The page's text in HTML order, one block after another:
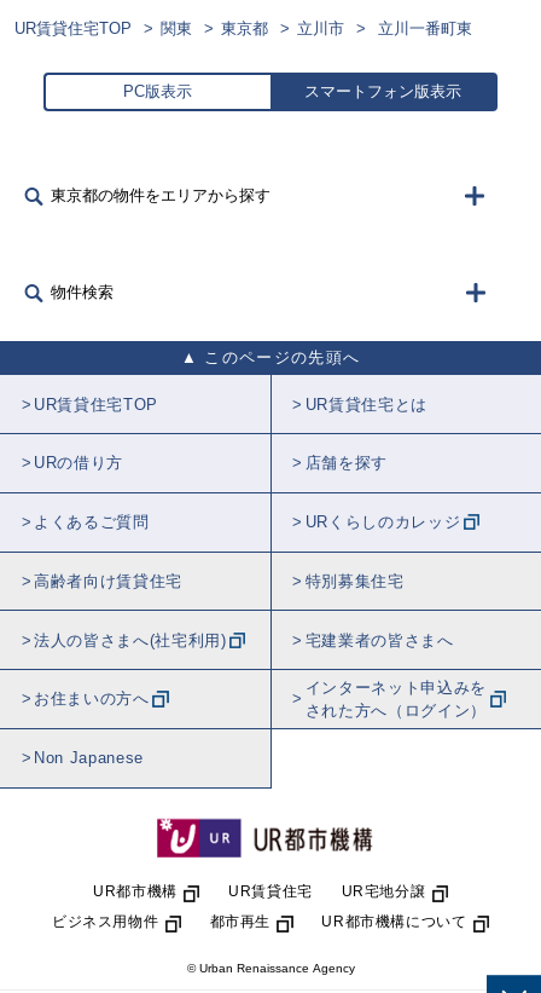
UR賃貸住宅TOP 関東 東京都 立川市 立川一番町東
PC版表示 スマートフォン版表示
東京都の物件をエリアから探す
物件検索
このページの先頭へ
UR賃貸住宅TOP UR賃貸住宅とは
URの借り方 店舗を探す
よくあるご質問 URくらしのカレッジ
高齢者向け賃貸住宅 特別募集住宅
法人の皆さまへ(社宅利用) 宅建業者の皆さまへ
お住まいの方へ
インターネット申込みを
された方へ（ログイン）
Non Japanese
UR都市機構 UR賃貸住宅
UR宅地分譲
ビジネス用物件
都市再生 UR都市機構について
© Urban Renaissance Agency